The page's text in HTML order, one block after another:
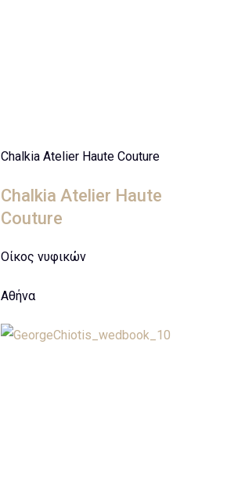
Chalkia Atelier Haute Couture
Chalkia Atelier Haute
Couture
Οίκος νυφικών
Αθήνα